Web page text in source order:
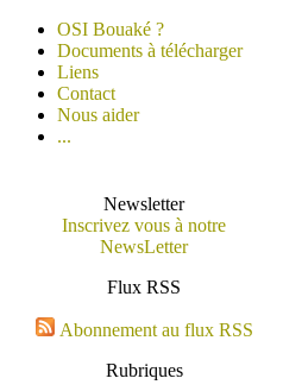
OSI Bouaké ?
Documents à télécharger
Liens
Contact
Nous aider
...
Newsletter
Inscrivez vous à notre
NewsLetter
Flux RSS
Abonnement au flux RSS
Rubriques